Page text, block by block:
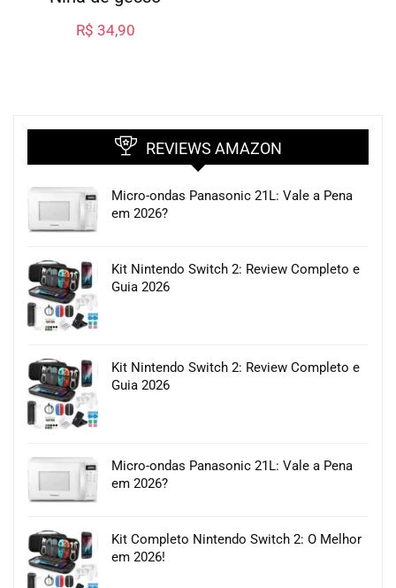
R$ 34,90
REVIEWS AMAZON
Micro-ondas Panasonic 21L: Vale a Pena
em 2026?
Kit Nintendo Switch 2: Review Completo e
Guia 2026
Kit Nintendo Switch 2: Review Completo e
Guia 2026
Micro-ondas Panasonic 21L: Vale a Pena
em 2026?
Kit Completo Nintendo Switch 2: O Melhor
em 2026!